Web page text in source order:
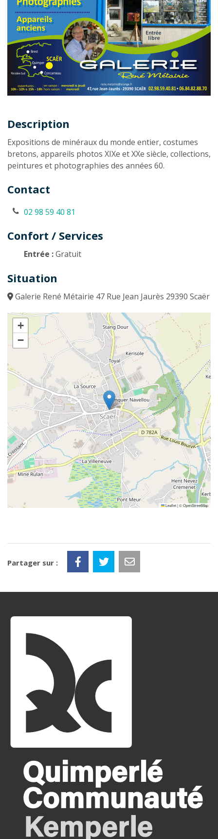
Description
Description
Expositions de minéraux du monde entier, costumes
bretons, appareils photos XIXe et XXe siècle, collections,
peintures et photographies des années 60.
Contact
02 98 59 40 81
Confort / Services
Entrée :Gratuit
Situation
Galerie René Métairie 47 Rue Jean Jaurès 29390 Scaër
+
−
Leaflet|©OpenStreetMap
Partager sur :